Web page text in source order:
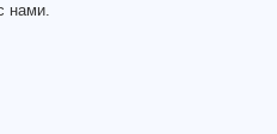
нами.